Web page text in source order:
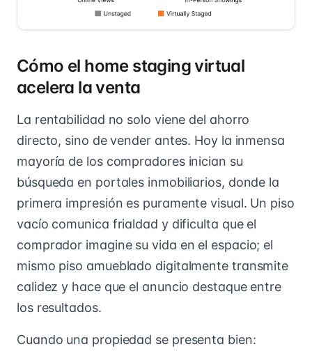
Cómo el home staging virtual
acelera la venta
La rentabilidad no solo viene del ahorro
directo, sino de vender antes. Hoy la inmensa
mayoría de los compradores inician su
búsqueda en portales inmobiliarios, donde la
primera impresión es puramente visual. Un piso
vacío comunica frialdad y dificulta que el
comprador imagine su vida en el espacio; el
mismo piso amueblado digitalmente transmite
calidez y hace que el anuncio destaque entre
los resultados.
Cuando una propiedad se presenta bien: